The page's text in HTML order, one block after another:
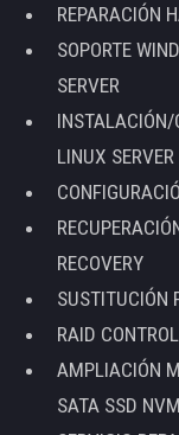
REPARACIÓN
SOPORTE
SERVER
INSTALACIÓN/
LINUX SERVER
RECOVERY
SUSTITUCIÓN
RAID
AMPLIACIÓN
SATA SSD